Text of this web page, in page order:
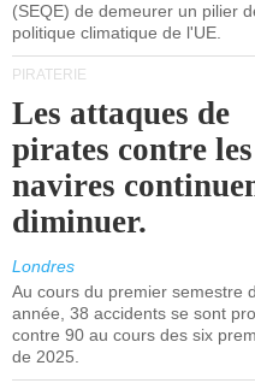
(SEQE) de demeurer un pilier
politique climatique de l'UE.
PIRATERIE
Les attaques de
pirates contre les
navires
diminuer.
Londres
Au cours du premier semestre
année, 38 accidents se sont
contre 90 au cours des six
de 2025.